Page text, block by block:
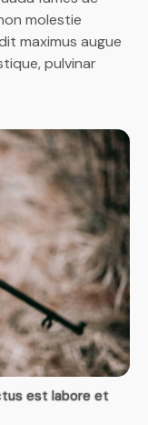
molestie
maximus augue
pulvinar
est labore et